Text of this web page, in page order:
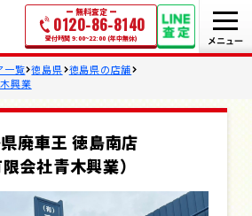
無料査定
0120-86-8140
受付時間 9:00~22:00 (年中無休)
一覧 徳島県 徳島県の店舗
興業
廃車王 徳島南店
限会社青木興業）